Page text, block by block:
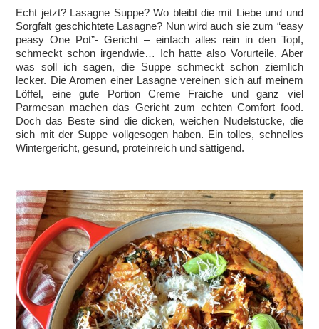
Echt jetzt? Lasagne Suppe? Wo bleibt die mit Liebe und und
Sorgfalt geschichtete Lasagne? Nun wird auch sie zum “easy
peasy One Pot”- Gericht – einfach alles rein in den Topf,
schmeckt schon irgendwie… Ich hatte also Vorurteile. Aber
was soll ich sagen, die Suppe schmeckt schon ziemlich
lecker. Die Aromen einer Lasagne vereinen sich auf meinem
Löffel, eine gute Portion Creme Fraiche und ganz viel
Parmesan machen das Gericht zum echten Comfort food.
Doch das Beste sind die dicken, weichen Nudelstücke, die
sich mit der Suppe vollgesogen haben. Ein tolles, schnelles
Wintergericht, gesund, proteinreich und sättigend.